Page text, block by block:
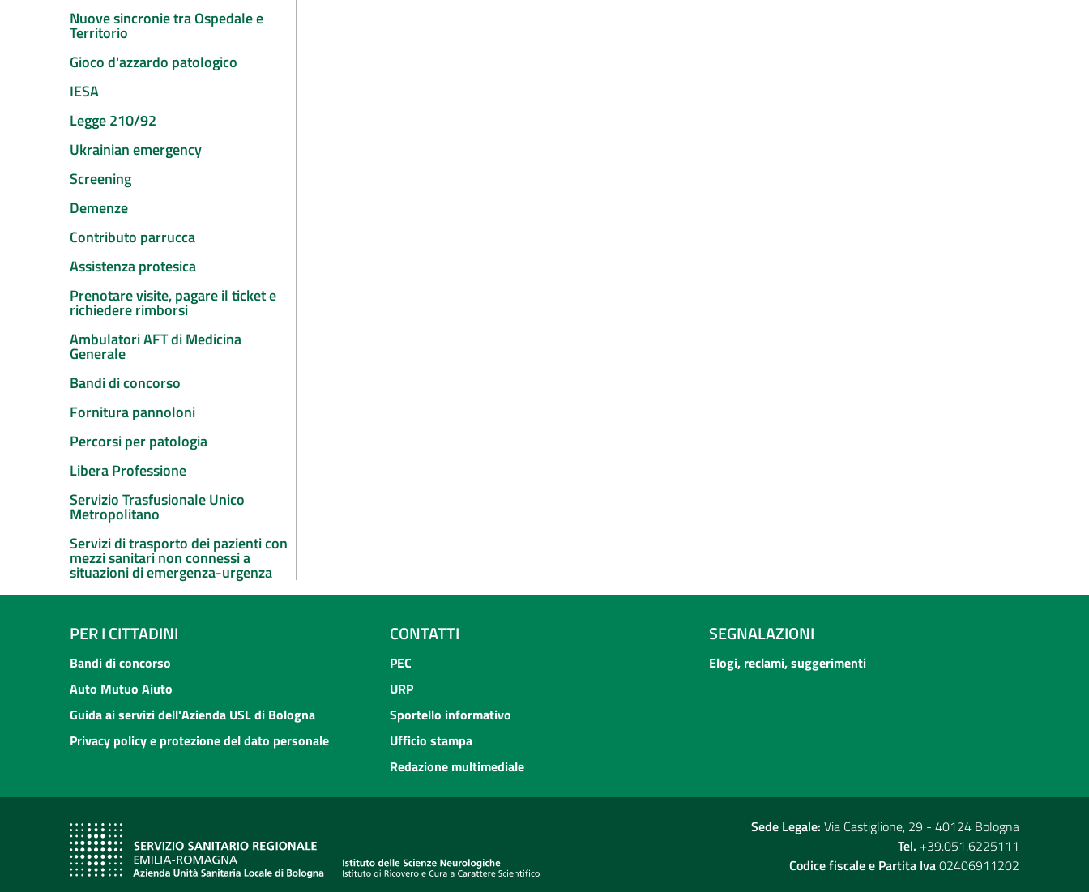
Nuove sincronie tra Ospedale e
Territorio
Gioco d'azzardo patologico
IESA
Legge 210/92
Ukrainian emergency
Screening
Demenze
Contributo parrucca
Assistenza protesica
Prenotare visite, pagare il ticket e
richiedere rimborsi
Ambulatori AFT di Medicina
Generale
Bandi di concorso
Fornitura pannoloni
Percorsi per patologia
Libera Professione
Servizio Trasfusionale Unico
Metropolitano
Servizi di trasporto dei pazienti con
mezzi sanitari non connessi a
situazioni di emergenza-urgenza
PER I CITTADINI
Bandi di concorso
Auto Mutuo Aiuto
Guida ai servizi dell'Azienda USL di Bologna
Privacy policy e protezione del dato personale
CONTATTI
PEC
URP
Sportello informativo
Ufficio stampa
Redazione multimediale
SEGNALAZIONI
Elogi, reclami, suggerimenti
Sede Legale: Via Castiglione, 29 - 40124 Bologna
Tel. +39.051.6225111
Codice fiscale e Partita Iva02406911202